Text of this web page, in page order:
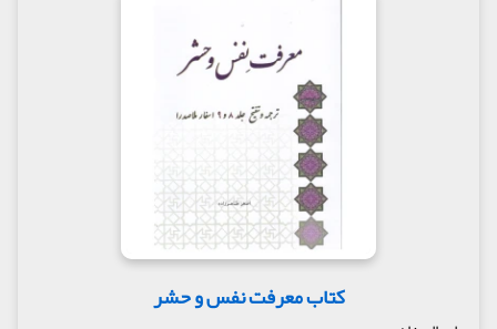
کتاب معرفت نفس و حشر